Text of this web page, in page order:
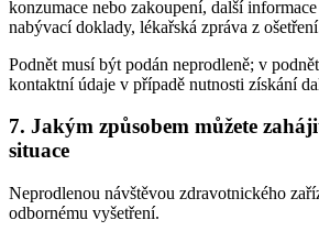
konzumace nebo zakoupení, další
nabývací doklady, lékařská zpráva z
Podnět musí být podán neprodleně; v
kontaktní údaje v případě nutnosti získání
7. Jakým způsobem můžete
situace
Neprodlenou návštěvou zdravotnického
odbornému vyšetření.